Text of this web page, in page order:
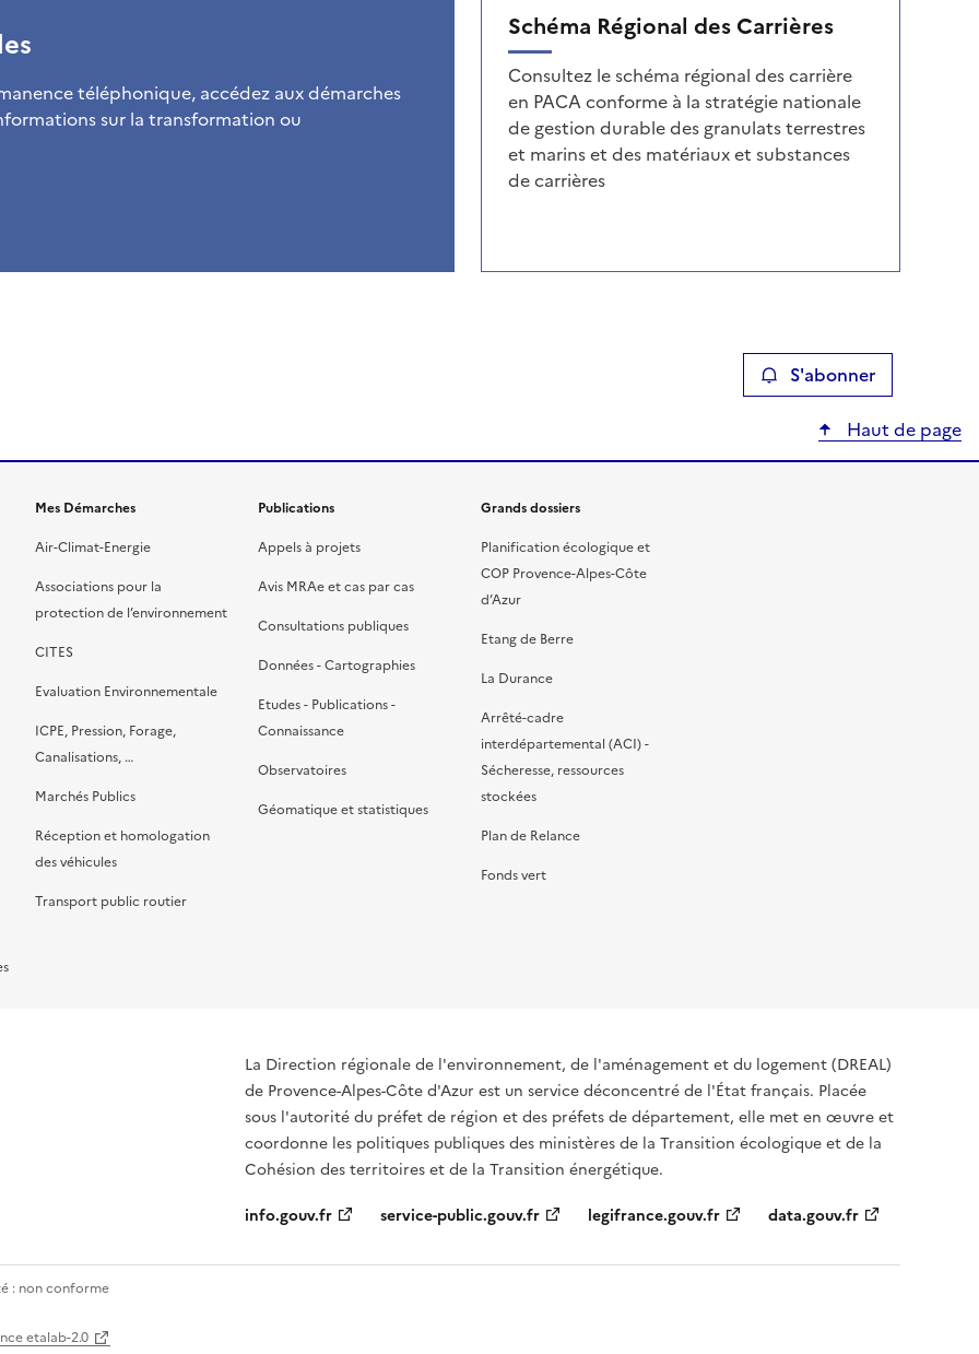
téléphonique, accédez aux démarches
sur la transformation ou
Schéma Régional des Carrières
Consultez le schéma régional des carrière
en PACA conforme à la stratégie nationale
de gestion durable des granulats terrestres
et marins et des matériaux et substances
de carrières
S'abonner
Haut de page
Mes Démarches
Air-Climat-Energie
Associations pour la
protection de l’environnement
CITES
Evaluation Environnementale
ICPE, Pression, Forage,
Canalisations, …
Marchés Publics
Réception et homologation
des véhicules
Transport public routier
Publications
Appels à projets
Avis MRAe et cas par cas
Consultations publiques
Données - Cartographies
Etudes - Publications -
Connaissance
Observatoires
Géomatique et statistiques
Grands dossiers
Planification écologique et
COP Provence-Alpes-Côte
d’Azur
Etang de Berre
La Durance
Arrêté-cadre
interdépartemental (ACI) -
Sécheresse, ressources
stockées
Plan de Relance
Fonds vert
La Direction régionale de l'environnement, de l'aménagement et du logement (DREAL)
de Provence-Alpes-Côte d'Azur est un service déconcentré de l'État français. Placée
sous l'autorité du préfet de région et des préfets de département, elle met en œuvre et
coordonne les politiques publiques des ministères de la Transition écologique et de la
Cohésion des territoires et de la Transition énergétique.
info.gouv.fr
service-public.gouv.fr legifrance.gouv.fr data.gouv.fr
: non conforme
etalab-2.0